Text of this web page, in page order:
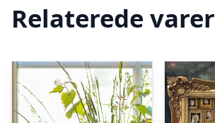
Relaterede varer